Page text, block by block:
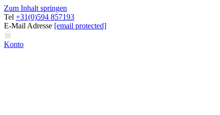
Zum Inhalt springen
Tel +31(0)594 857193
E-Mail Adresse [email protected]
Konto